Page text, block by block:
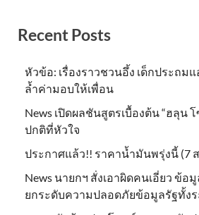
Recent Posts
หัวข้อ: เรื่องราวชวนอึ้ง เด็กประถม
ล้ำค่ามอบให้เพื่อน
News เปิดผลชันสูตรเบื้องต้น “ฮลุน
ปกติที่หัวใจ
ประกาศแล้ว!! ราคาน้ำมันพรุ่งนี้ (7 ส
News นายกฯ สั่งเอาผิดคนเอี่ยว ข้
ยกระดับความปลอดภัยข้อมูลรัฐทั้งร